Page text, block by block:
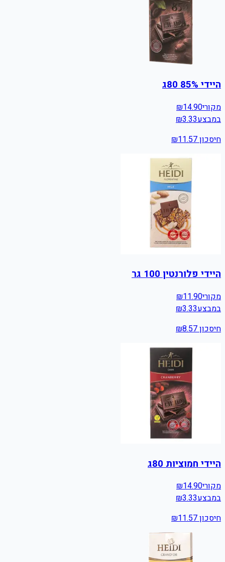
היידי 85% 80ג
מקורי ₪14.90
במבצע
₪3.33
חיסכון ₪11.57
היידי פלורנטין 100 גר
מקורי ₪11.90
במבצע
₪3.33
חיסכון ₪8.57
היידי חמוציות 80ג
מקורי ₪14.90
במבצע
₪3.33
חיסכון ₪11.57